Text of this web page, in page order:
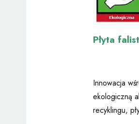
Płyta
Innowacja
ekologiczną
recyklingu,